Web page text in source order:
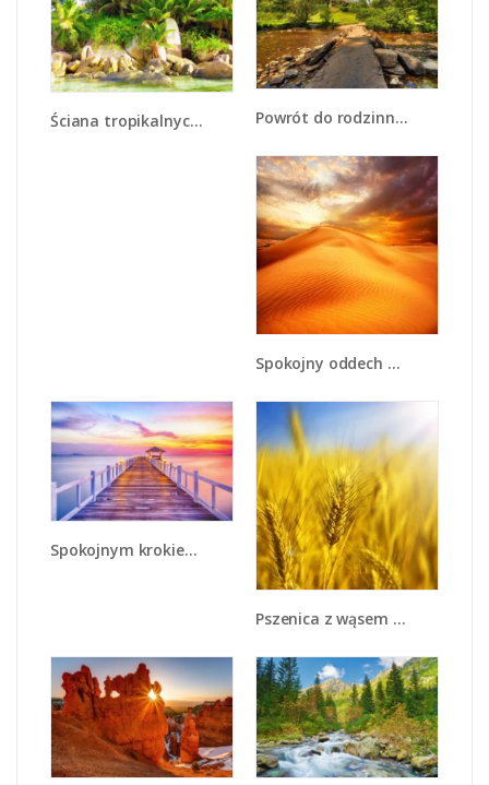
Ściana tropikalnych drzew - KN086 Powrót do rodzinnego domu - KN937
Spokojny oddech w pustynnym klimacie - KN567
Spokojnym krokiem po moście - KN918
Pszenica z wąsem - KN412